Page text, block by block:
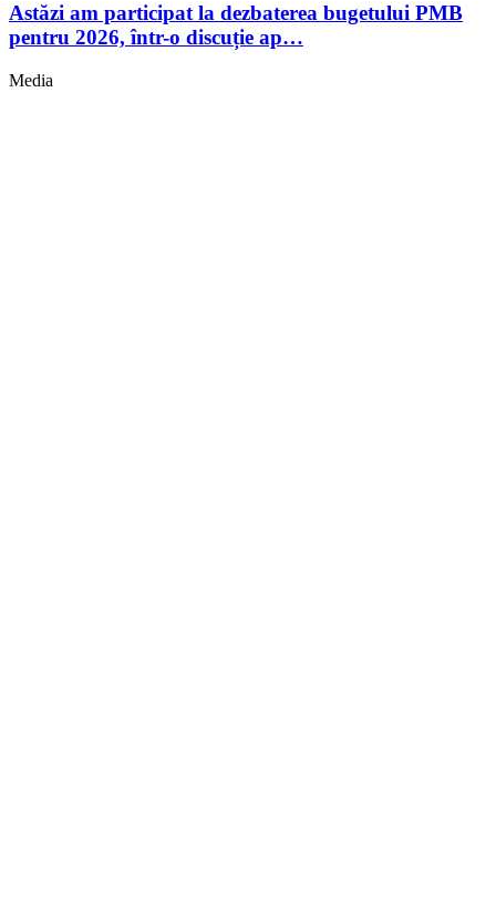
Astăzi am participat la dezbaterea bugetului PMB
pentru 2026, într-o discuție ap…
Media